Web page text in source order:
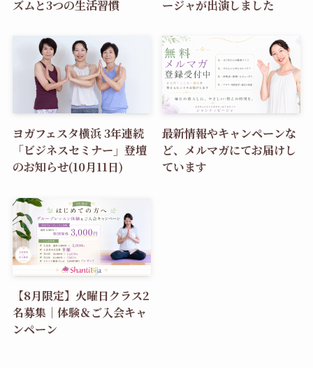
ズムと3つの生活習慣 ージャが出演しました
ヨガフェスタ横浜 3年連続
「ビジネスセミナー」登壇
のお知らせ(10月11日)
最新情報やキャンペーンな
ど、メルマガにてお届けし
ています
【8月限定】火曜日クラス2
名募集｜体験＆ご入会キャ
ンペーン